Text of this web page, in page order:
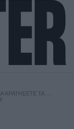
ΚΡΑΤΉΣΕΤΕ ΤΑ …